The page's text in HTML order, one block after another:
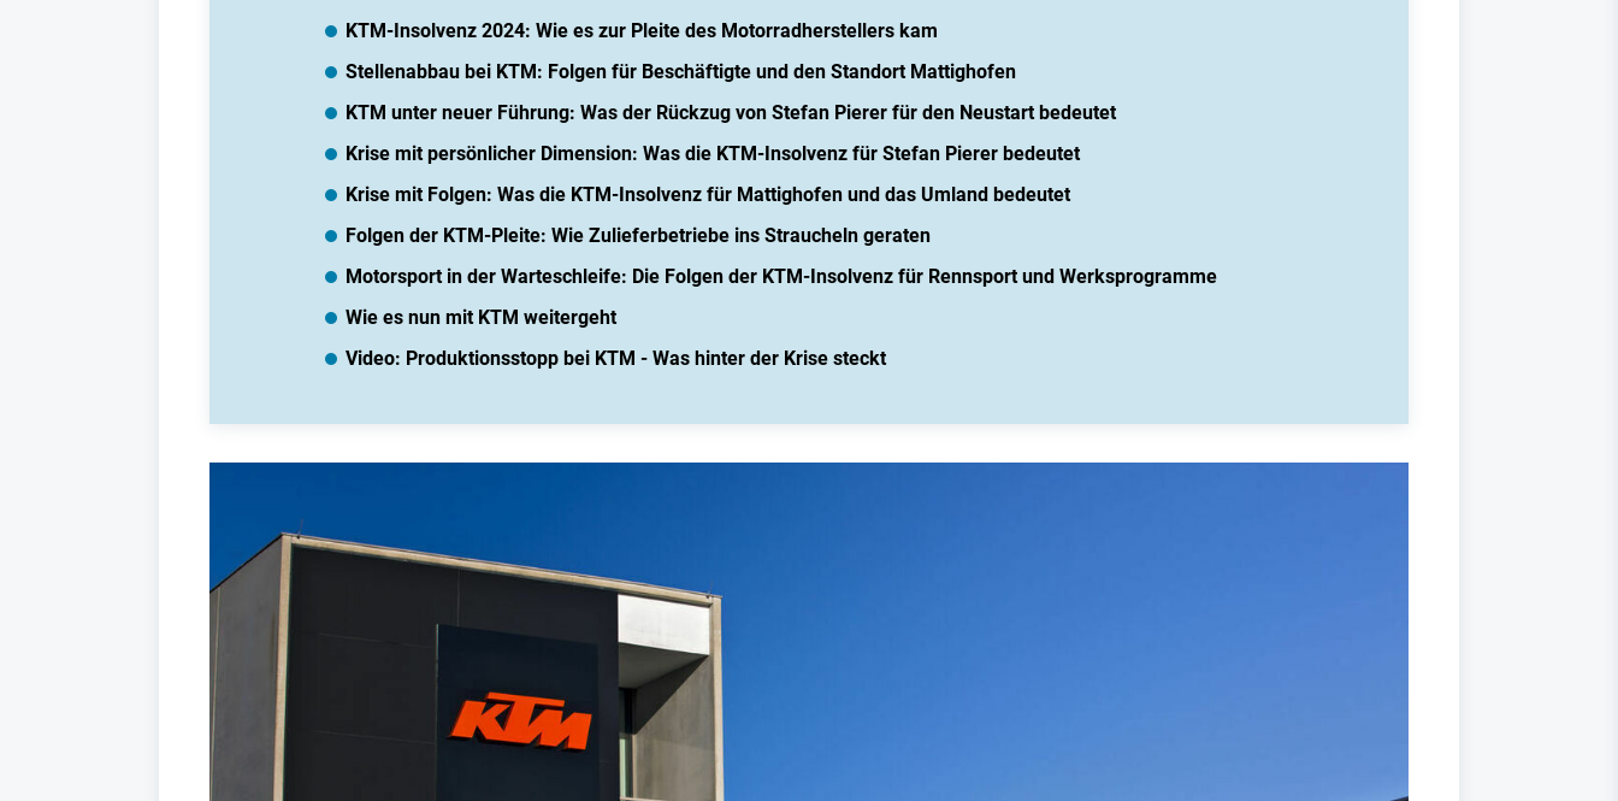
KTM-Insolvenz 2024: Wie es zur Pleite des Motorradherstellers kam
Stellenabbau bei KTM: Folgen für Beschäftigte und den Standort Mattighofen
KTM unter neuer Führung: Was der Rückzug von Stefan Pierer für den Neustart bedeutet
Krise mit persönlicher Dimension: Was die KTM-Insolvenz für Stefan Pierer bedeutet
Krise mit Folgen: Was die KTM-Insolvenz für Mattighofen und das Umland bedeutet
Folgen der KTM-Pleite: Wie Zulieferbetriebe ins Straucheln geraten
Motorsport in der Warteschleife: Die Folgen der KTM-Insolvenz für Rennsport und Werksprogramme
Wie es nun mit KTM weitergeht
Video: Produktionsstopp bei KTM - Was hinter der Krise steckt